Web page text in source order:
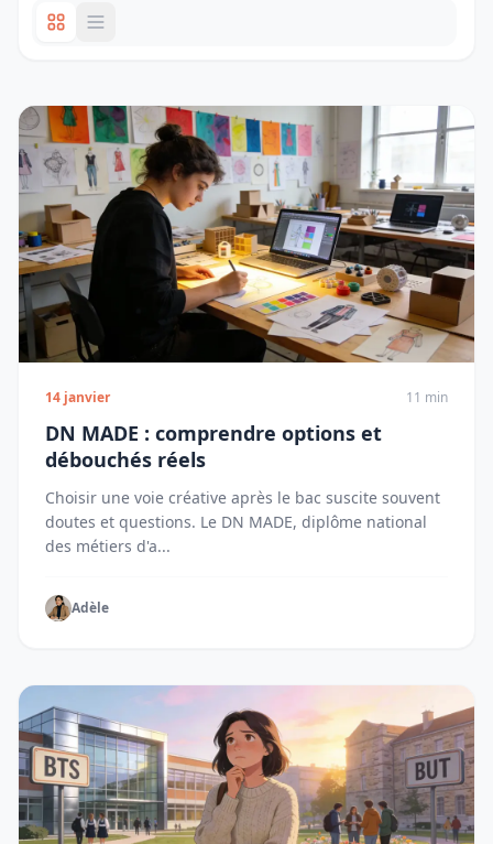
14 janvier 11 min
DN MADE : comprendre options et
débouchés réels
Choisir une voie créative après le bac suscite souvent
doutes et questions. Le DN MADE, diplôme national
des métiers d'a...
Adèle